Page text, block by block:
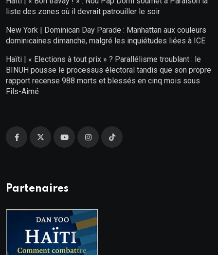
liste des zones où il devrait patrouiller le soir
New York | Dominican Day Parade : Manhattan aux couleurs
dominicaines dimanche, malgré les inquiétudes liées à ICE
Haïti | « Elections à tout prix » ? Parallélisme troublant : le
BINUH pousse le processus électoral tandis que son propre
rapport recense 988 morts et blessés en cinq mois sous
Fils-Aimé
Partenaires